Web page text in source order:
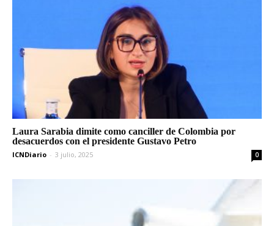
Laura Sarabia dimite como canciller de Colombia por
desacuerdos con el presidente Gustavo Petro
ICNDiario - 3 julio, 2025 0